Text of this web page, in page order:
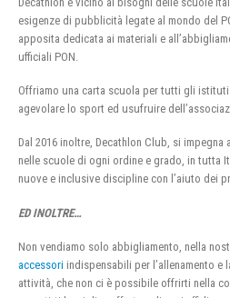
esigenze di pubblicità legate al mondo del
apposita dedicata ai materiali e
ufficiali PON.
Offriamo una carta scuola per tutti gli
agevolare lo sport ed usufruire
Dal 2016 inoltre, Decathlon Club, si
nelle scuole di ogni ordine e grado, in tutta
nuove e inclusive discipline con l’aiuto dei
ED INOLTRE…
Non vendiamo solo abbigliamento, nella
accessori indispensabili per l’allenamento
attività, che non ci è possibile offrirti nella